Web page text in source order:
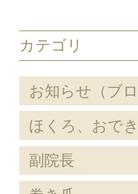
カテゴリ
お知らせ（ブロ
ほくろ、おで
副院長